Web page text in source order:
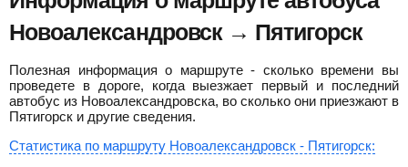
Новоалександровск → Пятигорск
Полезная информация о маршруте - сколько времени вы
проведете в дороге, когда выезжает первый и последний
автобус из Новоалександровска, во сколько они приезжают в
Пятигорск и другие сведения.
Статистика по маршруту Новоалександровск - Пятигорск: